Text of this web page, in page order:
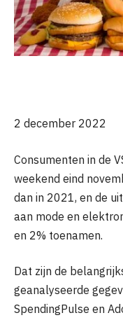
2 december 2022
Consumenten in de
weekend eind
dan in 2021, en de
aan mode en
en 2% toenamen.
Dat zijn de
geanalyseerde
SpendingPulse en